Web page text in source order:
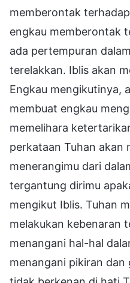
memberontak
engkau memberontak
ada pertempuran
terelakkan. Iblis akan
Engkau mengikutinya,
membuat engkau
memelihara
perkataan Tuhan akan
menerangimu dari
tergantung dirimu
mengikut Iblis. Tuhan
melakukan kebenaran
menangani hal-hal
menangani pikiran dan